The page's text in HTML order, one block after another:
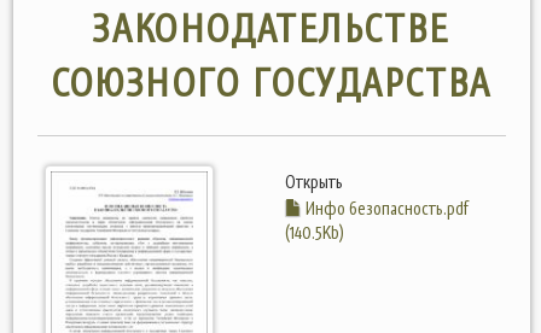
ЗАКОНОДАТЕЛЬСТВЕ
СОЮЗНОГО ГОСУДАРСТВА
Открыть
Инфо безопасность.pdf
(140.5Kb)